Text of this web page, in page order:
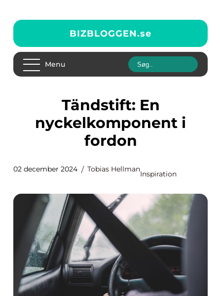
BIZBLOGGEN.se
Menu
Tändstift: En
nyckelkomponent i
fordon
02 december 2024 Tobias Hellman
Inspiration